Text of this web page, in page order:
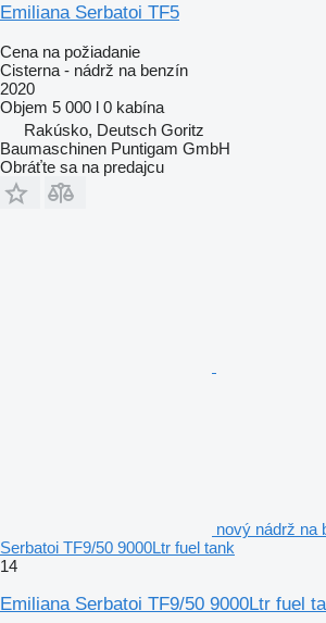
Emiliana Serbatoi TF5
Cena na požiadanie
Cisterna - nádrž na benzín
2020
Objem 5 000 l 0 kabína
Rakúsko, Deutsch Goritz
Baumaschinen Puntigam GmbH
Obráťte sa na predajcu
nový nádrž na
Serbatoi TF9/50 9000Ltr fuel tank
14
Emiliana Serbatoi TF9/50 9000Ltr fuel